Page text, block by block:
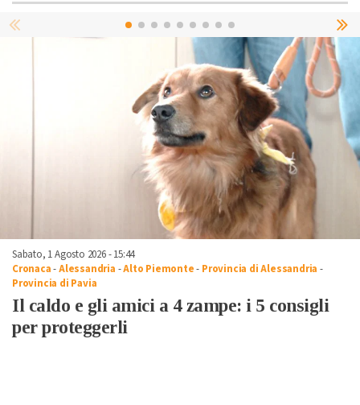
Sabato, 1 Agosto 2026 - 15:44
Cronaca-Alessandria -Alto Piemonte- Provincia di Alessandria -
Provincia di Pavia
Il caldo e gli amici a 4 zampe: i 5 consigli
per proteggerli